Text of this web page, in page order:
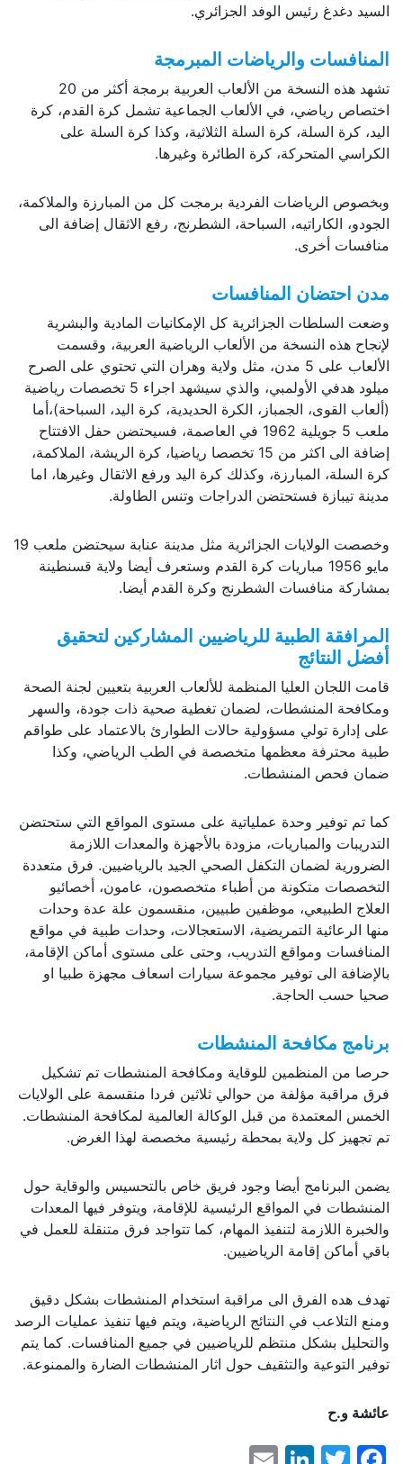
السيد دغدغ رئيس الوفد الجزائري.
المنافسات والرياضات المبرمجة
تشهد هذه النسخة من الألعاب العربية برمجة أكثر من 20
اختصاص رياضي، في الألعاب الجماعية تشمل كرة القدم، كرة
اليد، كرة السلة، كرة السلة الثلاثية، وكذا كرة السلة على
الكراسي المتحركة، كرة الطائرة وغيرها.
وبخصوص الرياضات الفردية برمجت كل من المبارزة والملاكمة،
الجودو، الكاراتيه، السباحة، الشطرنج، رفع الاثقال إضافة الى
منافسات أخرى.
مدن احتضان المنافسات
وضعت السلطات الجزائرية كل الإمكانيات المادية والبشرية
لإنجاح هذه النسخة من الألعاب الرياضية العربية، وقسمت
الألعاب على 5 مدن، مثل ولاية وهران التي تحتوي على الصرح
ميلود هدفي الأولمبي، والذي سيشهد اجراء 5 تخصصات رياضية
(ألعاب القوى، الجمباز، الكرة الحديدية، كرة اليد، السباحة)،أما
ملعب 5 جويلية 1962 في العاصمة، فسيحتضن حفل الافتتاح
إضافة الى اكثر من 15 تخصصا رياضيا، كرة الريشة، الملاكمة،
كرة السلة، المبارزة، وكذلك كرة اليد ورفع الاثقال وغيرها، اما
مدينة تيبازة فستحتضن الدراجات وتنس الطاولة.
وخصصت الولايات الجزائرية مثل مدينة عنابة سيحتضن ملعب 19
مايو 1956 مباريات كرة القدم وستعرف أيضا ولاية قسنطينة
بمشاركة منافسات الشطرنج وكرة القدم أيضا.
المرافقة الطبية للرياضيين المشاركين لتحقيق
أفضل النتائج
قامت اللجان العليا المنظمة للألعاب العربية بتعيين لجنة الصحة
ومكافحة المنشطات، لضمان تغطية صحية ذات جودة، والسهر
على إدارة تولي مسؤولية حالات الطوارئ بالاعتماد على طواقم
طبية محترفة معظمها متخصصة في الطب الرياضي، وكذا
ضمان فحص المنشطات.
كما تم توفير وحدة عملياتية على مستوى المواقع التي ستحتضن
التدريبات والمباريات، مزودة بالأجهزة والمعدات اللازمة
الضرورية لضمان التكفل الصحي الجيد بالرياضيين. فرق متعددة
التخصصات متكونة من أطباء متخصصون، عامون، أخصائيو
العلاج الطبيعي، موظفين طبيين، منقسمون علة عدة وحدات
منها الرعائية التمريضية، الاستعجالات، وحدات طبية في مواقع
المنافسات ومواقع التدريب، وحتى على مستوى أماكن الإقامة،
بالإضافة الى توفير مجموعة سيارات اسعاف مجهزة طبيا او
صحيا حسب الحاجة.
برنامج مكافحة المنشطات
حرصا من المنظمين للوقاية ومكافحة المنشطات تم تشكيل
فرق مراقبة مؤلفة من حوالي ثلاثين فردا منقسمة على الولايات
الخمس المعتمدة من قبل الوكالة العالمية لمكافحة المنشطات.
تم تجهيز كل ولاية بمحطة رئيسية مخصصة لهذا الغرض.
يضمن البرنامج أيضا وجود فريق خاص بالتحسيس والوقاية حول
المنشطات في المواقع الرئيسية للإقامة، ويتوفر فيها المعدات
والخبرة اللازمة لتنفيذ المهام، كما تتواجد فرق متنقلة للعمل في
باقي أماكن إقامة الرياضيين.
تهدف هده الفرق الى مراقبة استخدام المنشطات بشكل دقيق
ومنع التلاعب في النتائج الرياضية، ويتم فيها تنفيذ عمليات الرصد
والتحليل بشكل منتظم للرياضيين في جميع المنافسات. كما يتم
توفير التوعية والتثقيف حول اثار المنشطات الضارة والممنوعة.
عائشة و.ح